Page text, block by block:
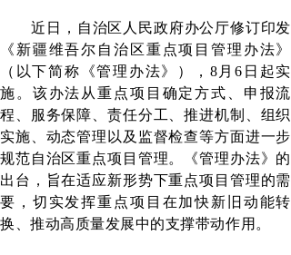
近日，自治区人民政府办公厅修订印发
《新疆维吾尔自治区重点项目管理办法》
（以下简称《管理办法》）， 8月6日起实
施。该办法从重点项目确定方式、申报流
程、服务保障、责任分工、推进机制、组织
实施、动态管理以及监督检查等方面进一步
规范自治区重点项目管理。《管理办法》的
出台，旨在适应新形势下重点项目管理的需
要，切实发挥重点项目在加快新旧动能转
换、推动高质量发展中的支撑带动作用。